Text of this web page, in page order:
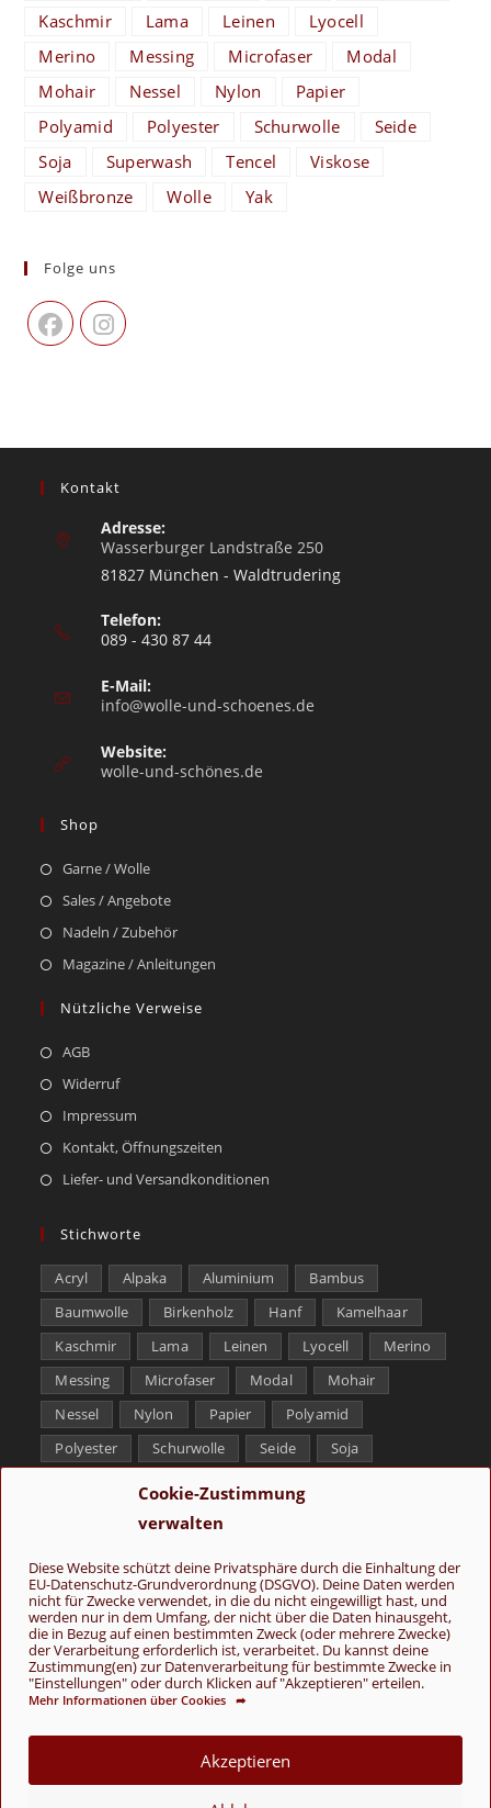
Cookie-Zustimmung
verwalten
Diese Website schützt deine Privatsphäre durch die Einhaltung der
EU-Datenschutz-Grundverordnung (DSGVO). Deine Daten werden
nicht für Zwecke verwendet, in die du nicht eingewilligt hast, und
werden nur in dem Umfang, der nicht über die Daten hinausgeht,
die in Bezug auf einen bestimmten Zweck (oder mehrere Zwecke)
der Verarbeitung erforderlich ist, verarbeitet. Du kannst deine
Zustimmung(en) zur Datenverarbeitung für bestimmte Zwecke in
"Einstellungen" oder durch Klicken auf "Akzeptieren" erteilen.
Mehr Informationen über Cookies ➦
Akzeptieren
Kaschmir
Lama Leinen
Lyocell
Merino
Messing Microfaser
Modal
Mohair
Nessel Nylon
Papier
Polyamid
Polyester Schurwolle
Seide
Soja
Superwash Tencel
Viskose
Weißbronze
Wolle Yak
Folge uns
Kontakt
Adresse:
Wasserburger Landstraße 250
81827 München - Waldtrudering
Telefon:
089 - 430 87 44
E-Mail:
info@wolle-und-schoenes.de
Website:
wolle-und-schönes.de
Shop
Garne / Wolle
Sales / Angebote
Nadeln / Zubehör
Magazine / Anleitungen
Nützliche Verweise
AGB
Widerruf
Impressum
Kontakt, Öffnungszeiten
Liefer- und Versandkonditionen
Stichworte
Acryl Alpaka Aluminium
Bambus
Baumwolle
Birkenholz Hanf
Kamelhaar
Kaschmir
Lama Leinen Lyocell
Merino
Messing
Microfaser Modal
Mohair
Nessel
Nylon Papier
Polyamid
Polyester
Schurwolle Seide
Soja
Tencel
Yak
Folge uns
© Copyright 2026 - Wolle & Schönes